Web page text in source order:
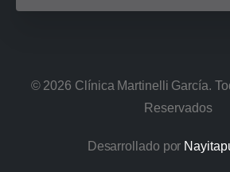
© 2026 Clínica Martinelli García.
Reservados
Desarrollado por